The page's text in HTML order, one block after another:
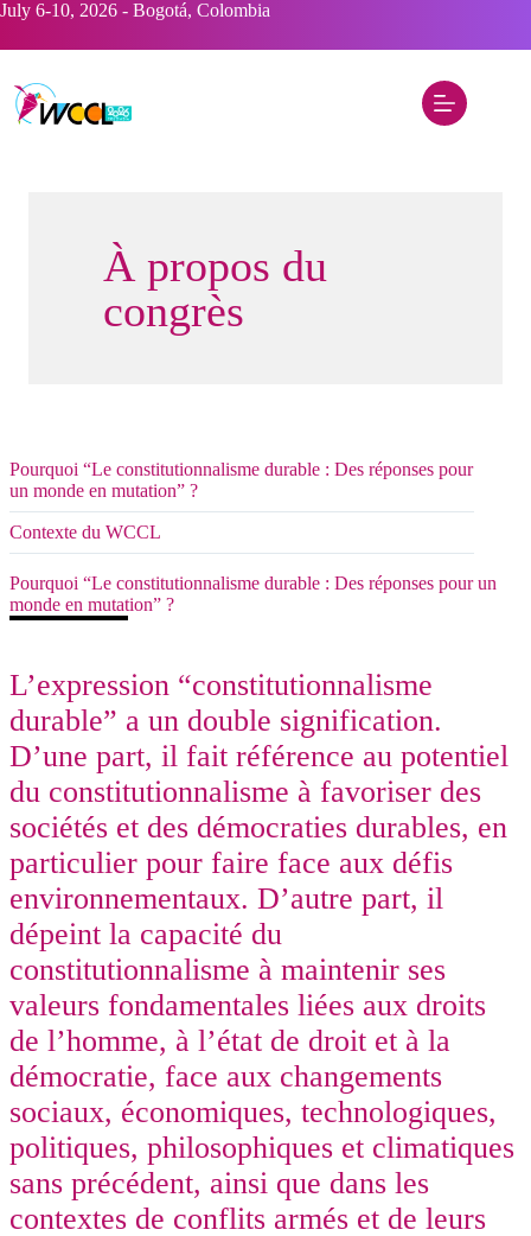
Skip
content
July 6-10, 2026 - Bogotá, Colombia
À propos du
congrès
Pourquoi “Le constitutionnalisme durable : Des réponses pour
un monde en mutation” ?
Contexte du WCCL
Pourquoi “Le constitutionnalisme durable : Des réponses pour un
monde en mutation” ?
L’expression “constitutionnalisme
durable” a un double signification.
D’une part, il fait référence au potentiel
du constitutionnalisme à favoriser des
sociétés et des démocraties durables, en
particulier pour faire face aux défis
environnementaux. D’autre part, il
dépeint la capacité du
constitutionnalisme à maintenir ses
valeurs fondamentales liées aux droits
de l’homme, à l’état de droit et à la
démocratie, face aux changements
sociaux, économiques, technologiques,
politiques, philosophiques et climatiques
sans précédent, ainsi que dans les
contextes de conflits armés et de leurs